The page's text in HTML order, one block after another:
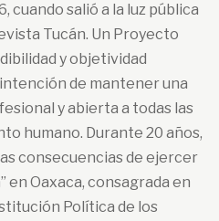
cuando salió a la luz pública
Tucán. Un Proyecto
y objetividad
de mantener una
y abierta a todas las
humano. Durante 20 años,
consecuencias de ejercer
en Oaxaca, consagrada en
Política de los